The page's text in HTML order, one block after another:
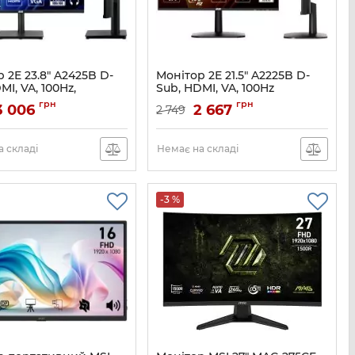
2E 23.8" A2425B D-
VA, 100Hz,
A2425B-01.EU
006 грн
складі
Монітор 2E 21.5" A2225B D-
Sub, HDMI, VA, 100Hz
Артикул: 2E-A2225B-01.EU
2 749 2 667 грн
Немає на складі
-3 %